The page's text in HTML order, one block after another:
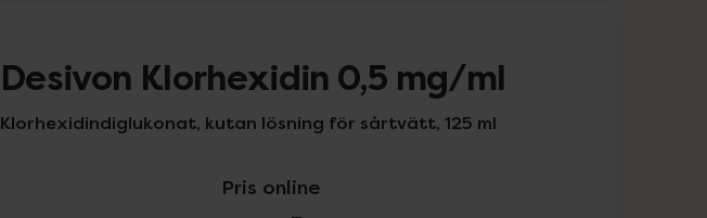
Desivon Klorhexidin 0,5 mg/ml
Klorhexidindiglukonat, kutan lösning för sårtvätt, 125 ml
Pris online